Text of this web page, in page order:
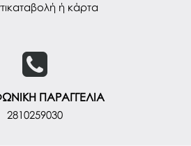
ή κάρτα
ΠΑΡΑΓΓΕΛΙΑ
2810259030